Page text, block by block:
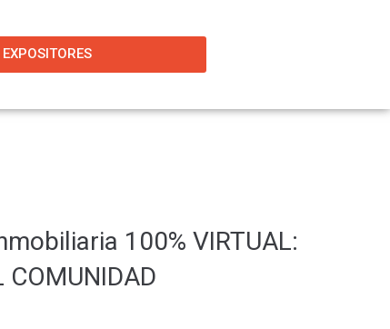
EXPOSITORES
100% VIRTUAL:
COMUNIDAD